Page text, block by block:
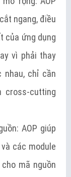
ngang, điều
của ứng dụng
vì phải thay
nhau, chỉ cần
cross-cutting
AOP giúp
các module
mã nguồn